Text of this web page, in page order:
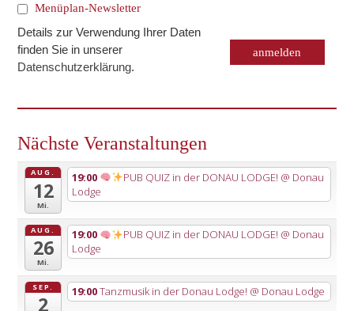
Menüplan-Newsletter
Details zur Verwendung Ihrer Daten
finden Sie in unserer
Datenschutzerklärung.
Nächste Veranstaltungen
AUG.
12
Mi.
19:00 PUB QUIZ in der DONAU LODGE! @ Donau
Lodge
AUG.
26
Mi.
19:00 PUB QUIZ in der DONAU LODGE! @ Donau
Lodge
SEP.
2
19:00Tanzmusik in der Donau Lodge! @ Donau Lodge